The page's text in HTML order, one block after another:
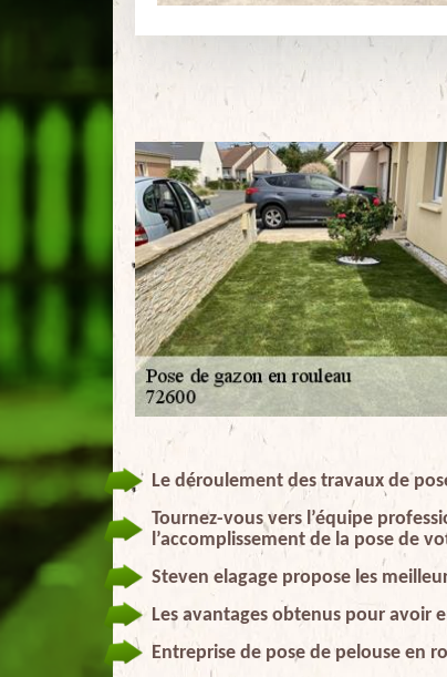
Le déroulement des travaux de
Tournez-vous vers l’équipe
l’accomplissement de la pose de
Steven elagage propose les
Les avantages obtenus pour avoir
Entreprise de pose de pelouse en